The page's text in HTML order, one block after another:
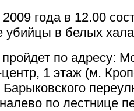
2009 года в 12.00
в белых
по адресу:
1 этаж (м.
по лестнице